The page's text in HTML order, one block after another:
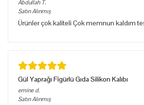
Abdullah T.
Satın Alınmış
Ürünler çok kaliteli Çok memnun kaldım
Gül Yaprağı Figürlü Gıda Silikon Kalıbı
emine d.
Satın Alınmış